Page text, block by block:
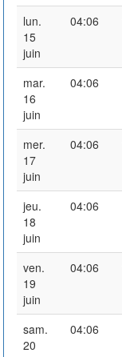
lun.
15
juin
04:06
mar.
16
juin
04:06
mer.
17
juin
04:06
jeu.
18
juin
04:06
ven.
19
juin
04:06
sam.
20
04:06